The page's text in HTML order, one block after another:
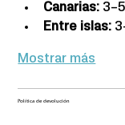
Canarias:
Entre islas:
Mostrar más
Política de devolución